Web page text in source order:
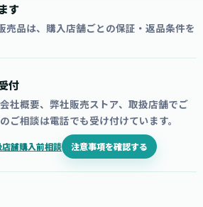
す
品は、購入店舗ごとの保証・返品条件を
付
社概要、弊社販売ストア、取扱店舗でご
ご相談は電話でも受け付けています。
店舗購入前相談 注意事項を確認する